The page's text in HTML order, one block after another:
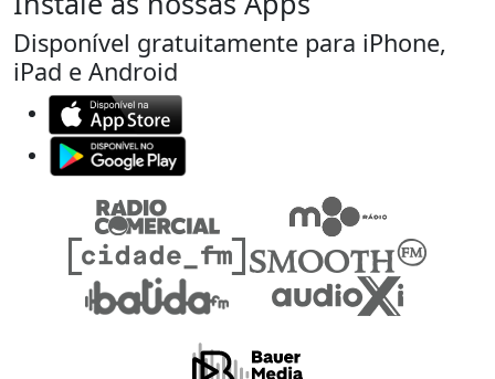
Disponível gratuitamente para iPhone,
iPad e Android